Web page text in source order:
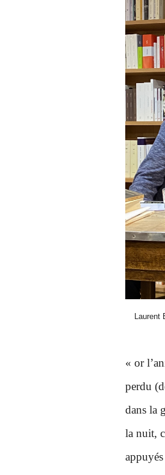
Laurent
« or
perdu
dans la
la nuit,